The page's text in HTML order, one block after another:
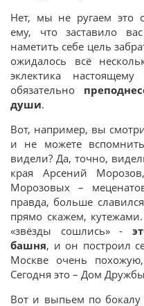
Нет, мы не ругаем это
ему, что заставило
наметить себе цель
ожидалось всё
эклектика
обязательно
души.
Вот, например, вы
и не можете
видели? Да, точно,
края Арсений
Морозовых –
правда, больше
прямо скажем,
«звёзды сошлись» -
башня, и он построил
Москве очень
Сегодня это – Дом
Вот и выпьем по бокалу